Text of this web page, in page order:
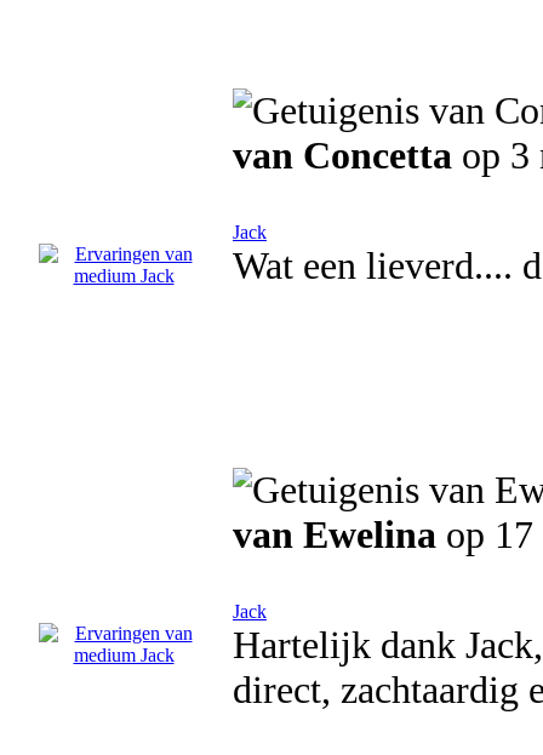
van Concetta op 3
Jack
Wat een lieverd....
van Ewelina op
Jack
Hartelijk dank
direct, zachtaardig